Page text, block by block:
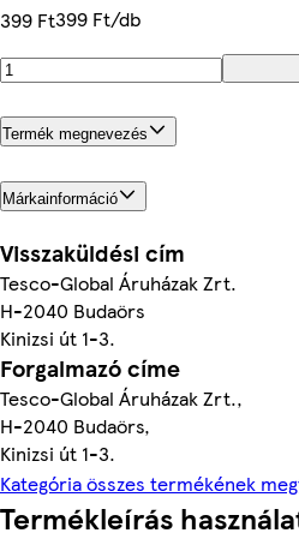
399 Ft399 Ft/db
Termék megnevezés
Márkainformáció
Visszaküldési cím
Tesco-Global Áruházak Zrt.
H-2040 Budaörs
Kinizsi út 1-3.
Forgalmazó címe
Tesco-Global Áruházak Zrt.,
H-2040 Budaörs,
Kinizsi út 1-3.
Kategória összes termékének
Termékleírás